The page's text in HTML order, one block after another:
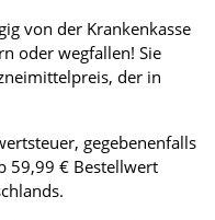
von der Krankenkasse
oder wegfallen! Sie
der in
gegebenenfalls
59,99 € Bestellwert